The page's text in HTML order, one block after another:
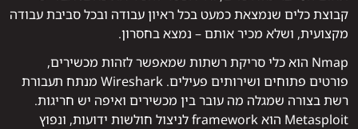
קבוצת כלים שנמצאת כמעט בכל ראיון עבודה ובכל סביבת עבודה
מקצועית, ושלא מכיר אותם – נמצא בחסרון.
Nmap הוא כלי סריקת רשתות שמאפשר לזהות מכשירים,
פורטים פתוחים ושירותים פעילים. Wireshark מנתח תעבורת
רשת בצורה שמגלה מה עובר בין מכשירים ואיפה יש חריגות.
Metasploit הוא framework לניצול חולשות ידועות, ונפוץ